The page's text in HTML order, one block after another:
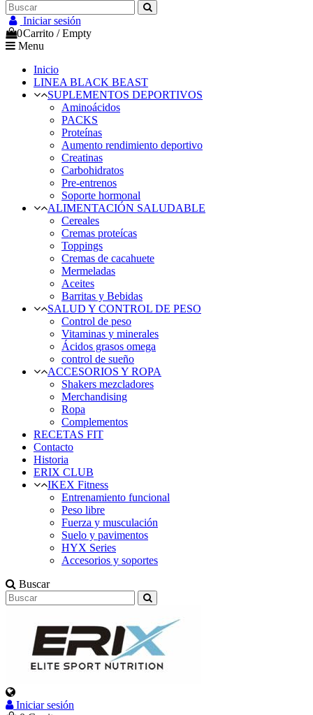
Iniciar sesión
0Carrito /Empty
Menu
Inicio
LINEA BLACK BEAST
SUPLEMENTOS DEPORTIVOS
Aminoácidos
PACKS
Proteínas
Aumento rendimiento deportivo
Creatinas
Carbohidratos
Pre-entrenos
Soporte hormonal
ALIMENTACIÓN SALUDABLE
Cereales
Cremas proteícas
Toppings
Cremas de cacahuete
Mermeladas
Aceites
Barritas y Bebidas
SALUD Y CONTROL DE PESO
Control de peso
Vitaminas y minerales
Ácidos grasos omega
control de sueño
ACCESORIOS Y ROPA
Shakers mezcladores
Merchandising
Ropa
Complementos
RECETAS FIT
Contacto
Historia
ERIX CLUB
IKEX Fitness
Entrenamiento funcional
Peso libre
Fuerza y musculación
Suelo y pavimentos
HYX Series
Accesorios y soportes
Buscar
Select Language
Iniciar sesión